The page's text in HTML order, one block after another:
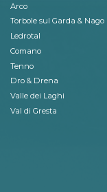
Arco
Torbole sul Garda & Nago
Ledrotal
Comano
Tenno
Dro & Drena
Valle dei Laghi
Val di Gresta